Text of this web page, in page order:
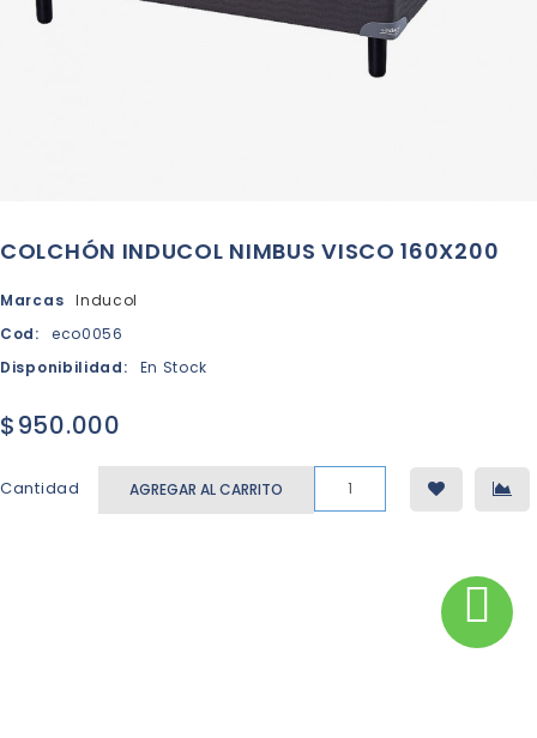
COLCHÓN INDUCOL NIMBUS VISCO 160X200
Marcas
Inducol
Cod:
eco0056
Disponibilidad:
En Stock
$950.000
Cantidad AGREGAR AL CARRITO